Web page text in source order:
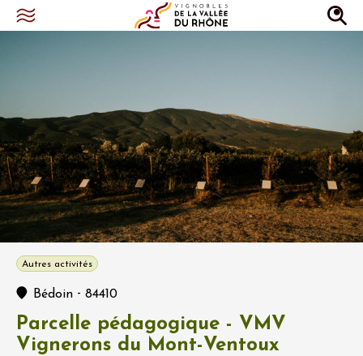
Autres activités
Bédoin - 84410
Parcelle pédagogique - VMV
Vignerons du Mont-Ventoux